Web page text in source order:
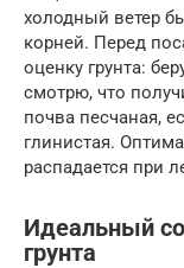
холодный ветер
корней. Перед
оценку грунта:
смотрю, что
почва песчаная,
глинистая.
распадается при
Идеальный
грунта